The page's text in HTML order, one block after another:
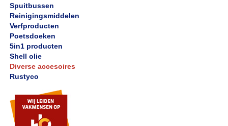
Spuitbussen
Reinigingsmiddelen
Verfproducten
Poetsdoeken
5in1 producten
Shell olie
Diverse accesoires
Rustyco